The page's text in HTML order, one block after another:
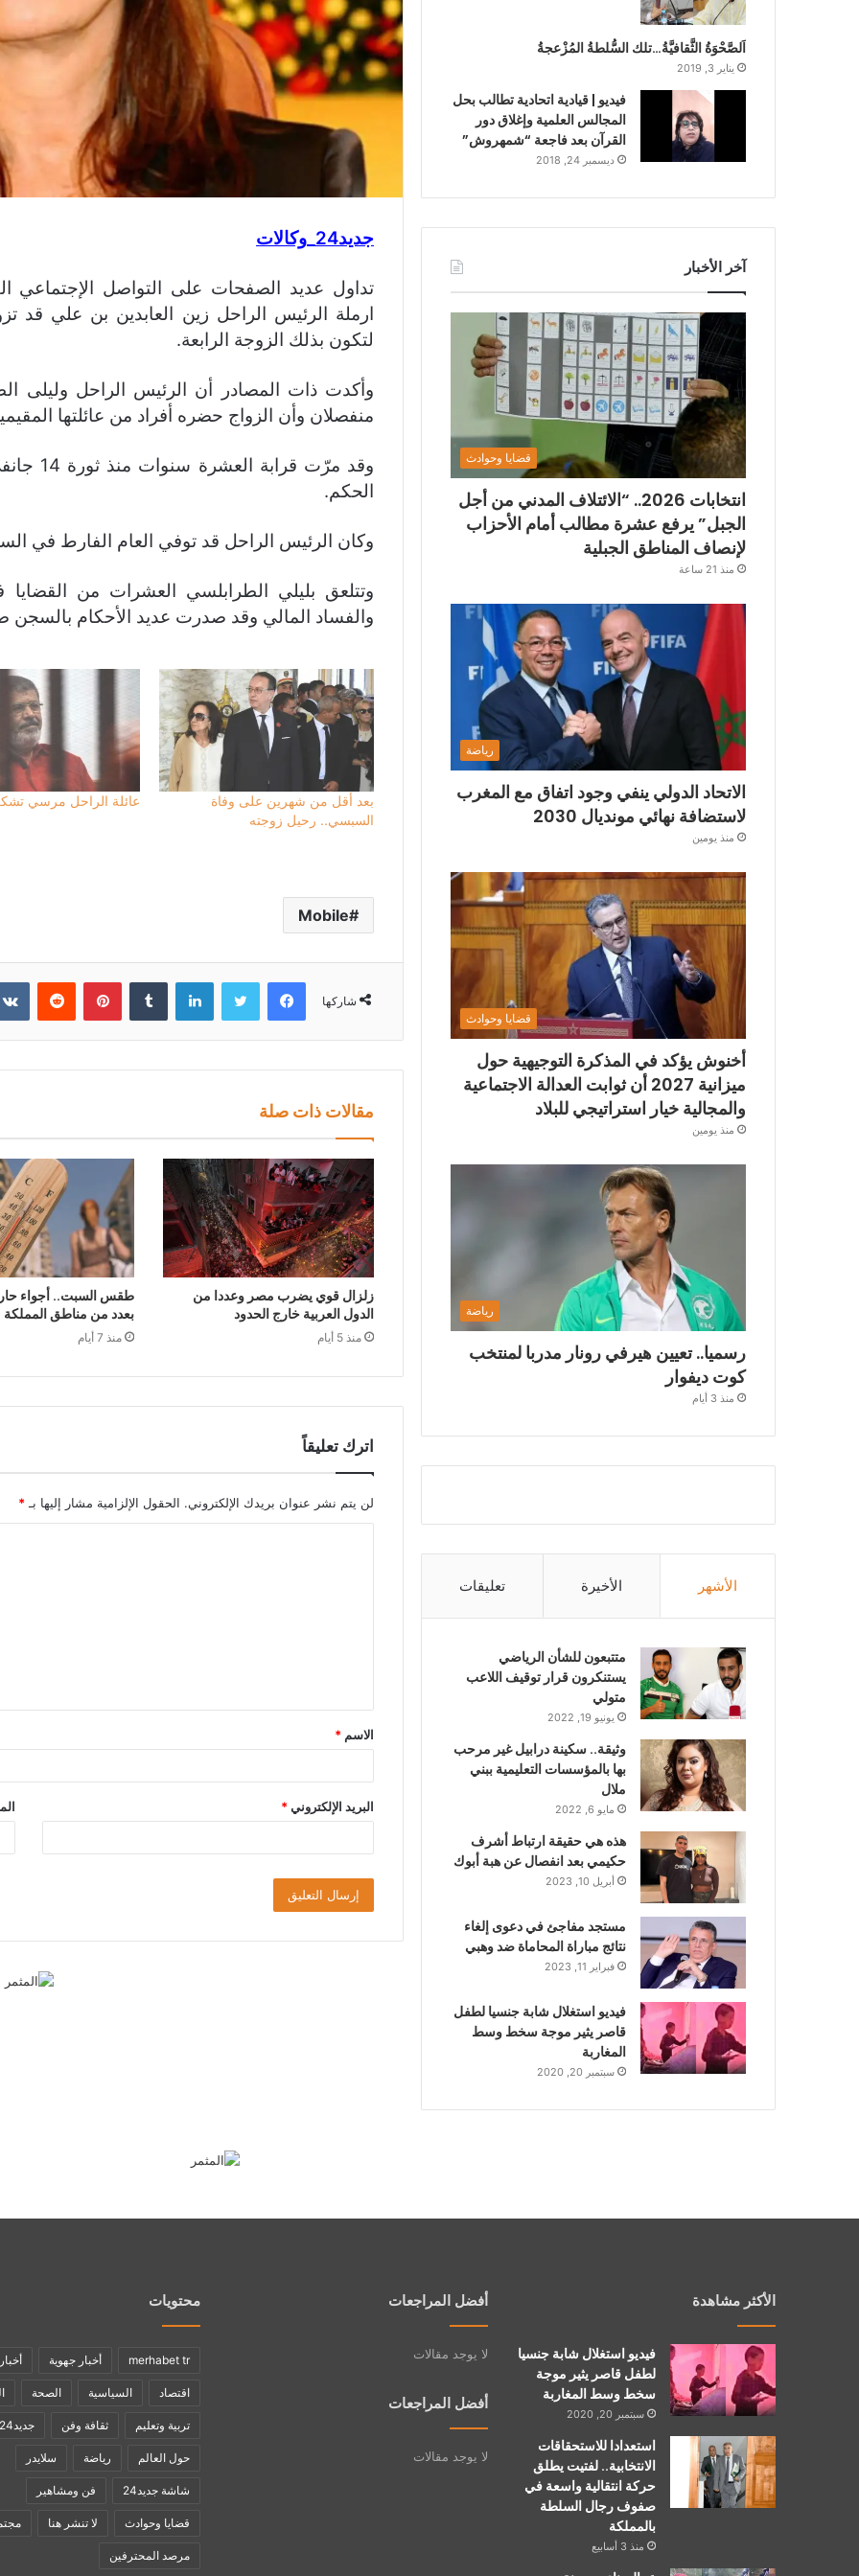
جديد24_وكالات
تداول عديد الصفحات على التواصل الإجتماعي
ارملة الرئيس الراحل زين العابدين بن علي
لتكون بذلك الزوجة الرابعة.
وأكدت ذات المصادر أن الرئيس الراحل وليلى
منفصلان وأن الزواج حضره أفراد من عائلتها
الحكم.
وكان الرئيس الراحل قد توفي العام الفارط في
وتتلعق بليلي الطرابلسي العشرات من القضايا
والفساد المالي وقد صدرت عديد الأحكام بالسجن
بعد أقل من شهرين على وفاة
السبسي.. رحيل زوجته
عائلة الراحل مرسي
Mobile
شاركها
فيسبوك تويتر لينكدإن بينتيريست
مقالات ذات صلة
زلزال قوي يضرب مصر وعددا من
الدول العربية خارج الحدود
منذ 5 أيام
طقس السبت.. أجواء
بعدد من مناطق المملكة
منذ 7 أيام
اترك تعليقاً
لن يتم نشر عنوان بريدك الإلكتروني. الحقول الإلزامية مشار إليها بـ*
ق
*
الاسم *
البريد الإلكتروني*
اَلصَّحْوَةُ الثَّقافيَّةُ…تلك السُّلطةُ المُزْعجةُ
يناير 3, 2019
فيديو | قيادية اتحادية تطالب بحل
المجالس العلمية وإغلاق دور
القرآن بعد فاجعة “شمهروش”
ديسمبر 24, 2018
آخر الأخبار
قضايا وحوادث
انتخابات 2026.. “الائتلاف المدني من أجل
الجبل” يرفع عشرة مطالب أمام الأحزاب
لإنصاف المناطق الجبلية
منذ 21 ساعة
رياضة
الاتحاد الدولي ينفي وجود اتفاق مع المغرب
لاستضافة نهائي مونديال 2030
منذ يومين
قضايا وحوادث
أخنوش يؤكد في المذكرة التوجيهية حول
ميزانية 2027 أن ثوابت العدالة الاجتماعية
والمجالية خيار استراتيجي للبلاد
منذ يومين
رياضة
رسميا.. تعيين هيرفي رونار مدربا لمنتخب
كوت ديفوار
منذ 3 أيام
الأشهر الأخيرة تعليقات
متتبعون للشأن الرياضي
يستنكرون قرار توقيف اللاعب
متولي
يونيو 19, 2022
وثيقة.. سكينة درابيل غير مرحب
بها بالمؤسسات التعليمية ببني
ملال
مايو 6, 2022
هذه هي حقيقة ارتباط أشرف
حكيمي بعد انفصال عن هبة أبوك
أبريل 10, 2023
مستجد مفاجئ في دعوى إلغاء
نتائج مباراة المحاماة ضد وهبي
فبراير 11, 2023
فيديو استغلال شابة جنسيا لطفل
قاصر يثير موجة سخط وسط
المغاربة
سبتمبر 20, 2020
الأكثر مشاهدة
فيديو استغلال شابة جنسيا
لطفل قاصر يثير موجة
سخط وسط المغاربة
سبتمبر 20, 2020
استعدادا للاستحقاقات
الانتخابية.. لفتيت يطلق
حركة انتقالية واسعة في
صفوف رجال السلطة
بالمملكة
منذ 3 أسابيع
أفضل المراجعات
لا يوجد مقالات
أفضل المراجعات
لا يوجد مقالات
محتويات
merhabet tr أخبار جهوية
اقتصاد السياسية الصحة
تربية وتعليم ثقافة وفن جديد24
حول العالم رياضة سلايدر
شاشة جديد24 فن ومشاهير
قضايا وحوادث لا تنشر هنا
مرصد المحترفين